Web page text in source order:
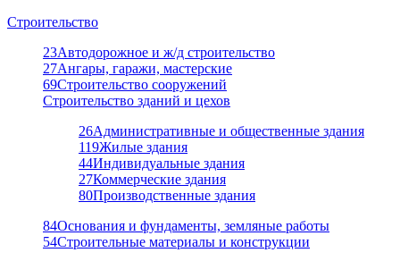
Строительство
23Автодорожное и ж/д строительство
27Ангары, гаражи, мастерские
69Строительство сооружений
Строительство зданий и цехов
26Административные и общественные здания
119Жилые здания
44Индивидуальные здания
27Коммерческие здания
80Производственные здания
84Основания и фундаменты, земляные работы
54Строительные материалы и конструкции